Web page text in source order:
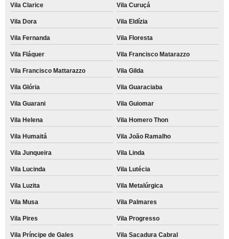
Vila Clarice Vila Curuçá
Vila Dora Vila Eldízia
Vila Fernanda Vila Floresta
Vila Fláquer Vila Francisco Matarazzo
Vila Francisco Mattarazzo Vila Gilda
Vila Glória Vila Guaraciaba
Vila Guarani Vila Guiomar
Vila Helena Vila Homero Thon
Vila Humaitá Vila João Ramalho
Vila Junqueira Vila Linda
Vila Lucinda Vila Lutécia
Vila Luzita Vila Metalúrgica
Vila Musa Vila Palmares
Vila Pires Vila Progresso
Vila Príncipe de Gales Vila Sacadura Cabral